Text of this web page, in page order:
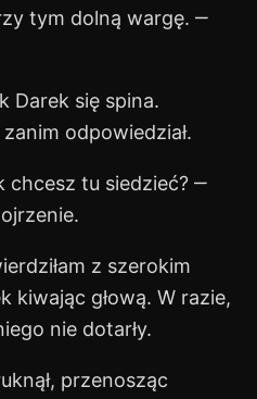
tym dolną wargę. ‒
się spina.
zanim odpowiedział.
tu siedzieć? ‒
z szerokim
kiwając głową. W razie,
nie dotarły.
przenosząc